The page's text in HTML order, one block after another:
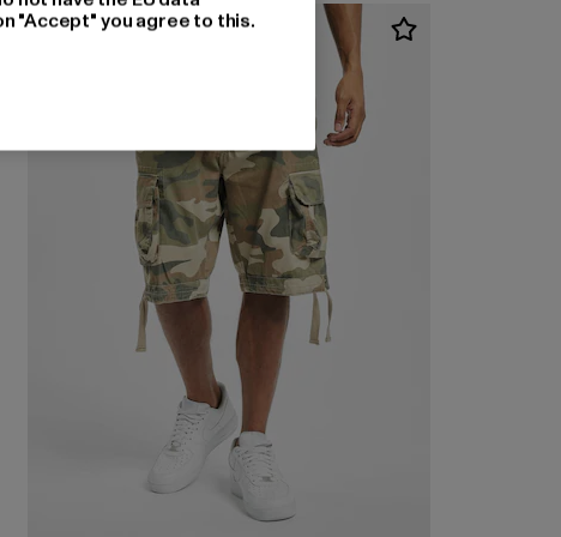
"Accept" you agree to this.